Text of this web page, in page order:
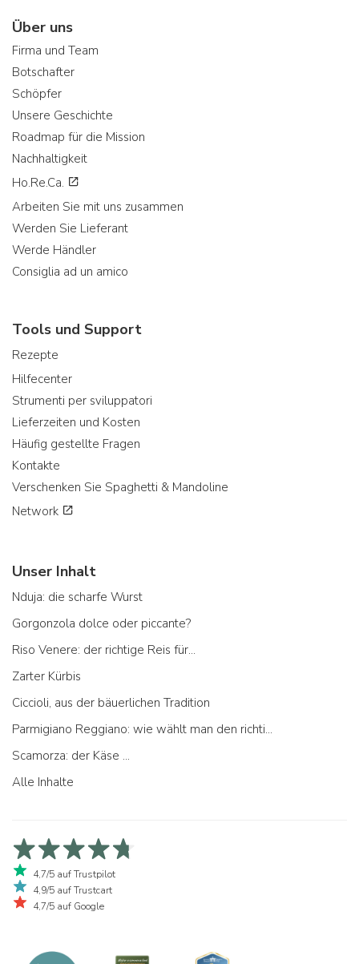
Über uns
Firma und Team
Botschafter
Schöpfer
Unsere Geschichte
Roadmap für die Mission
Nachhaltigkeit
Ho.Re.Ca.
Arbeiten Sie mit uns zusammen
Werden Sie Lieferant
Werde Händler
Consiglia ad un amico
Tools und Support
Rezepte
Hilfecenter
Strumenti per sviluppatori
Lieferzeiten und Kosten
Häufig gestellte Fragen
Kontakte
Verschenken Sie Spaghetti & Mandoline
Network
Unser Inhalt
Nduja: die scharfe Wurst
Gorgonzola dolce oder piccante?
Riso Venere: der richtige Reis für...
Zarter Kürbis
Ciccioli, aus der bäuerlichen Tradition
Parmigiano Reggiano: wie wählt man den richtigen aus
Scamorza: der Käse ...
Alle Inhalte
4,7/5 auf Trustpilot
4,9/5 auf Trustcart
4,7/5 auf Google